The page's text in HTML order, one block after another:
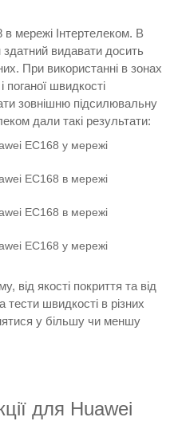
мережі Інтертелеком. В
здатний видавати досить
При використанні в зонах
поганої швидкості
зовнішню підсилювальну
дали такі результати:
від якості покриття та від
швидкості в різних
у більшу чи меншу
для Huawei